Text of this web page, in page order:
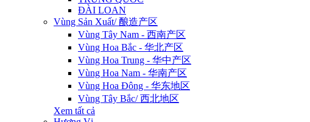
ĐÀI LOAN
Vùng Sản Xuất/ 酿造产区
Vùng Tây Nam - 西南产区
Vùng Hoa Bắc - 华北产区
Vùng Hoa Trung - 华中产区
Vùng Hoa Nam - 华南产区
Vùng Hoa Đông - 华东地区
Vùng Tây Bắc/ 西北地区
Xem tất cả